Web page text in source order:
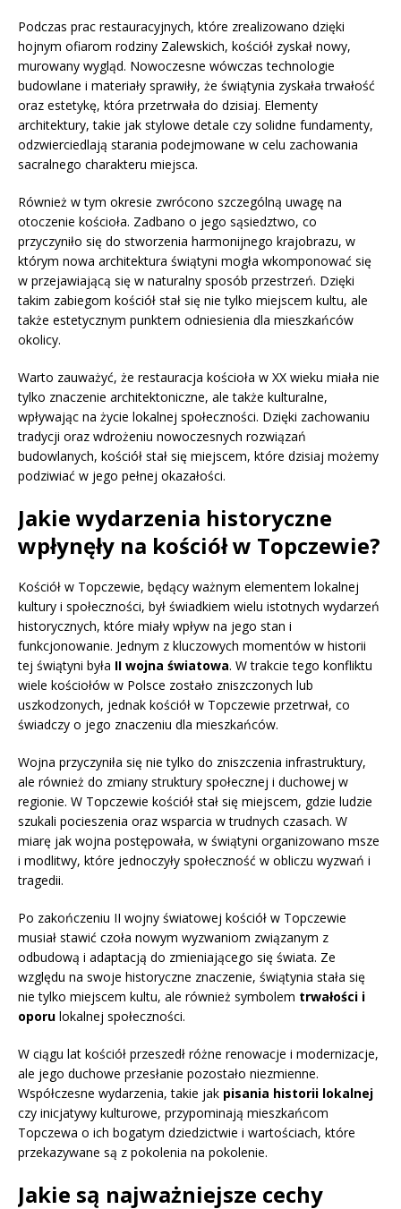
Podczas prac restauracyjnych, które zrealizowano dzięki
hojnym ofiarom rodziny Zalewskich, kościół zyskał nowy,
murowany wygląd. Nowoczesne wówczas technologie
budowlane i materiały sprawiły, że świątynia zyskała trwałość
oraz estetykę, która przetrwała do dzisiaj. Elementy
architektury, takie jak stylowe detale czy solidne fundamenty,
odzwierciedlają starania podejmowane w celu zachowania
sacralnego charakteru miejsca.
Również w tym okresie zwrócono szczególną uwagę na
otoczenie kościoła. Zadbano o jego sąsiedztwo, co
przyczyniło się do stworzenia harmonijnego krajobrazu, w
którym nowa architektura świątyni mogła wkomponować się
w przejawiającą się w naturalny sposób przestrzeń. Dzięki
takim zabiegom kościół stał się nie tylko miejscem kultu, ale
także estetycznym punktem odniesienia dla mieszkańców
okolicy.
Warto zauważyć, że restauracja kościoła w XX wieku miała nie
tylko znaczenie architektoniczne, ale także kulturalne,
wpływając na życie lokalnej społeczności. Dzięki zachowaniu
tradycji oraz wdrożeniu nowoczesnych rozwiązań
budowlanych, kościół stał się miejscem, które dzisiaj możemy
podziwiać w jego pełnej okazałości.
Jakie wydarzenia historyczne
wpłynęły na kościół w Topczewie?
Kościół w Topczewie, będący ważnym elementem lokalnej
kultury i społeczności, był świadkiem wielu istotnych wydarzeń
historycznych, które miały wpływ na jego stan i
funkcjonowanie. Jednym z kluczowych momentów w historii
tej świątyni była II wojna światowa. W trakcie tego konfliktu
wiele kościołów w Polsce zostało zniszczonych lub
uszkodzonych, jednak kościół w Topczewie przetrwał, co
świadczy o jego znaczeniu dla mieszkańców.
Wojna przyczyniła się nie tylko do zniszczenia infrastruktury,
ale również do zmiany struktury społecznej i duchowej w
regionie. W Topczewie kościół stał się miejscem, gdzie ludzie
szukali pocieszenia oraz wsparcia w trudnych czasach. W
miarę jak wojna postępowała, w świątyni organizowano msze
i modlitwy, które jednoczyły społeczność w obliczu wyzwań i
tragedii.
Po zakończeniu II wojny światowej kościół w Topczewie
musiał stawić czoła nowym wyzwaniom związanym z
odbudową i adaptacją do zmieniającego się świata. Ze
względu na swoje historyczne znaczenie, świątynia stała się
nie tylko miejscem kultu, ale również symbolem trwałości i
oporu lokalnej społeczności.
W ciągu lat kościół przeszedł różne renowacje i modernizacje,
ale jego duchowe przesłanie pozostało niezmienne.
Współczesne wydarzenia, takie jak pisania historii lokalnej
czy inicjatywy kulturowe, przypominają mieszkańcom
Topczewa o ich bogatym dziedzictwie i wartościach, które
przekazywane są z pokolenia na pokolenie.
Jakie są najważniejsze cechy